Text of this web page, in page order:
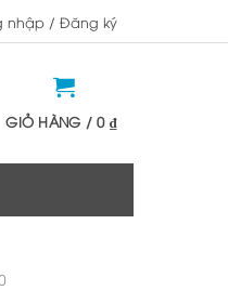
nhập / Đăng ký
GIỎ HÀNG /0 ₫